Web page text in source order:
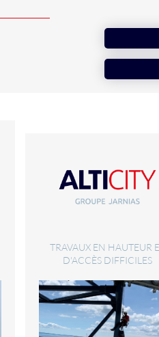
TRAVAUX EN HAUTEUR
D'ACCÈS DIFFICILES